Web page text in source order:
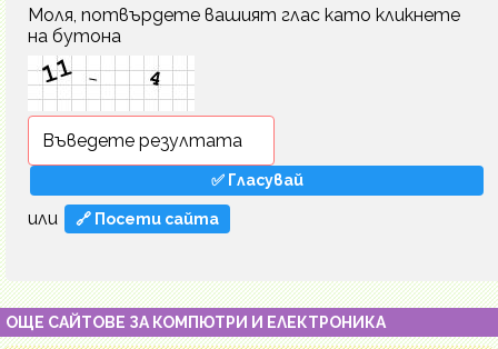
Моля, потвърдете вашият глас като кликнете
на бутона
или 🔗 Посети сайта
ОЩЕ САЙТОВЕ ЗА КОМПЮТРИ И ЕЛЕКТРОНИКА